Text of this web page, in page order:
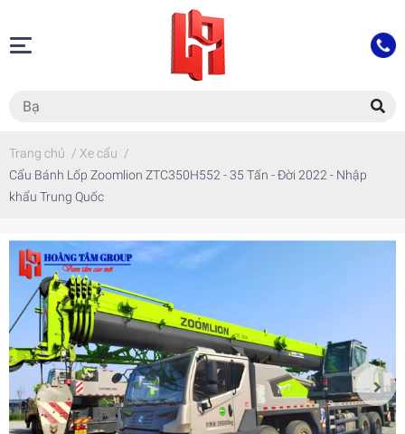
Trang chủ / Xe cẩu /
Cẩu Bánh Lốp Zoomlion ZTC350H552 - 35 Tấn - Đời 2022 - Nhập
khẩu Trung Quốc